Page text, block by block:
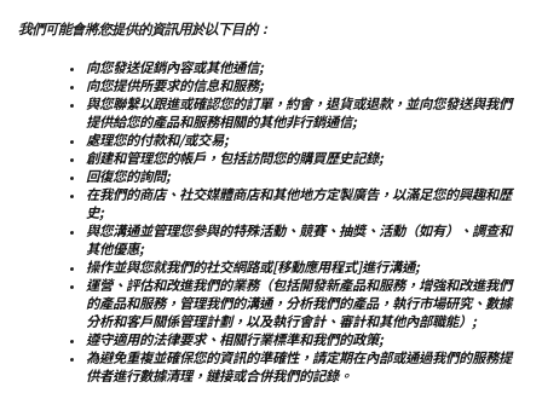
我們可能會將您提供的資訊用於以下目的：
向您發送促銷內容或其他通信;
向您提供所要求的信息和服務;
與您聯繫以跟進或確認您的訂單，約會，退貨或退款，並向您發送與我們
提供給您的產品和服務相關的其他非行銷通信;
處理您的付款和/或交易;
創建和管理您的帳戶，包括訪問您的購買歷史記錄;
回復您的詢問;
在我們的商店、社交媒體商店和其他地方定製廣告，以滿足您的興趣和歷
史;
與您溝通並管理您參與的特殊活動、競賽、抽獎、活動（如有）、調查和
其他優惠;
操作並與您就我們的社交網路或[移動應用程式]進行溝通;
運營、評估和改進我們的業務（包括開發新產品和服務，增強和改進我們
的產品和服務，管理我們的溝通，分析我們的產品，執行市場研究、數據
分析和客戶關係管理計劃，以及執行會計、審計和其他內部職能）;
遵守適用的法律要求、相關行業標準和我們的政策;
為避免重複並確保您的資訊的準確性，請定期在內部或通過我們的服務提
供者進行數據清理，鏈接或合併我們的記錄。